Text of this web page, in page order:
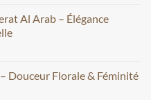
Al Arab – Élégance
Douceur Florale & Féminité